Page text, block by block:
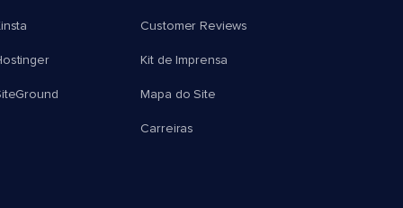
Customer Reviews
Kit de Imprensa
Mapa do Site
Carreiras